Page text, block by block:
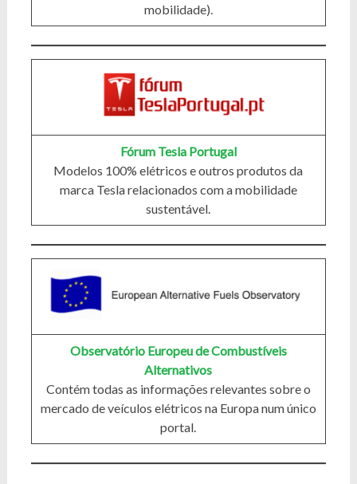
mobilidade).
Fórum Tesla Portugal
Modelos 100% elétricos e outros produtos da
marca Tesla relacionados com a mobilidade
sustentável.
Observatório Europeu de Combustíveis
Alternativos
Contém todas as informações relevantes sobre o
mercado de veículos elétricos na Europa num único
portal.